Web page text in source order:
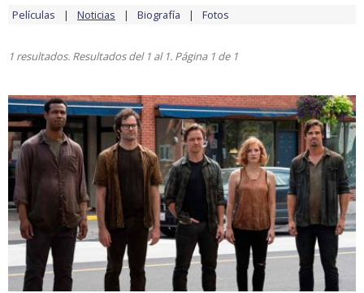
Películas Noticias Biografía Fotos
1 resultados. Resultados del 1 al 1. Página 1 de 1